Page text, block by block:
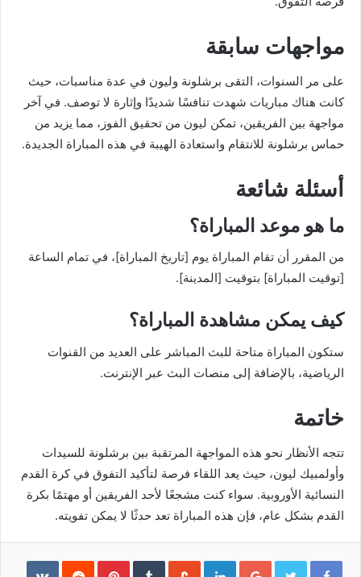
مواجهات سابقة
على مر السنوات، التقى برشلونة وليون في عدة مناسبات، حيث
كانت هناك مباريات شهدت تنافسًا شديدًا وإثارة لا توصف. في آخر
مواجهة بين الفريقين، تمكن ليون من تحقيق الفوز، مما يزيد من
حماس برشلونة للانتقام واستعادة الهيبة في هذه المباراة الجديدة.
أسئلة شائعة
ما هو موعد المباراة؟
من المقرر أن تقام المباراة يوم [تاريخ المباراة]، في تمام الساعة
[توقيت المباراة] بتوقيت [المدينة].
كيف يمكن مشاهدة المباراة؟
ستكون المباراة متاحة للبث المباشر على العديد من القنوات
الرياضية، بالإضافة إلى منصات البث عبر الإنترنت.
خاتمة
تتجه الأنظار نحو هذه المواجهة المرتقبة بين برشلونة للسيدات
وأولمبيك ليون، حيث يعد اللقاء فرصة لتأكيد التفوق في كرة القدم
النسائية الأوروبية. سواء كنت مشجعًا لأحد الفريقين أو مهتمًا بكرة
القدم بشكل عام، فإن هذه المباراة تعد حدثًا لا يمكن تفويته.
Google+
LinkedIn
Pinterest